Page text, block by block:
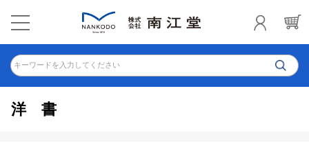
キーワードを入力してください
洋書